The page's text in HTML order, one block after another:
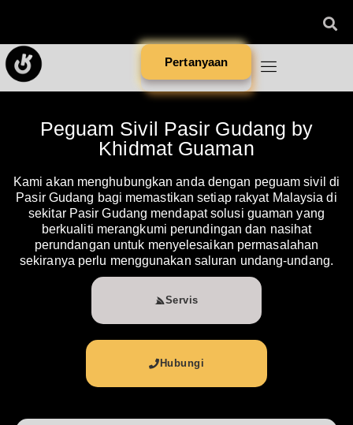
Pertanyaan
Peguam Sivil Pasir Gudang by
Khidmat Guaman
Kami akan menghubungkan anda dengan peguam sivil di
Pasir Gudang bagi memastikan setiap rakyat Malaysia di
sekitar Pasir Gudang mendapat solusi guaman yang
berkualiti merangkumi perundingan dan nasihat
perundangan untuk menyelesaikan permasalahan
sekiranya perlu menggunakan saluran undang-undang.
Servis
Hubungi